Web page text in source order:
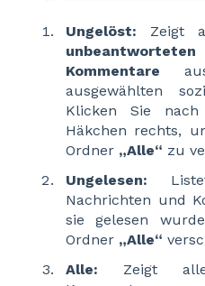
Ungelöst: Zeigt
Kommentare
ausgewählten
Klicken Sie
Häkchen rechts,
Ordner „Alle“ zu
Ungelesen:
Nachrichten und
sie gelesen
Ordner „Alle“
Alle: Zeigt alle